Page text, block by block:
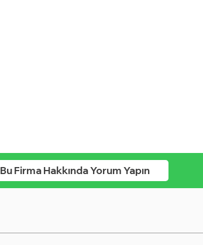
Bu Firma Hakkında Yorum Yapın